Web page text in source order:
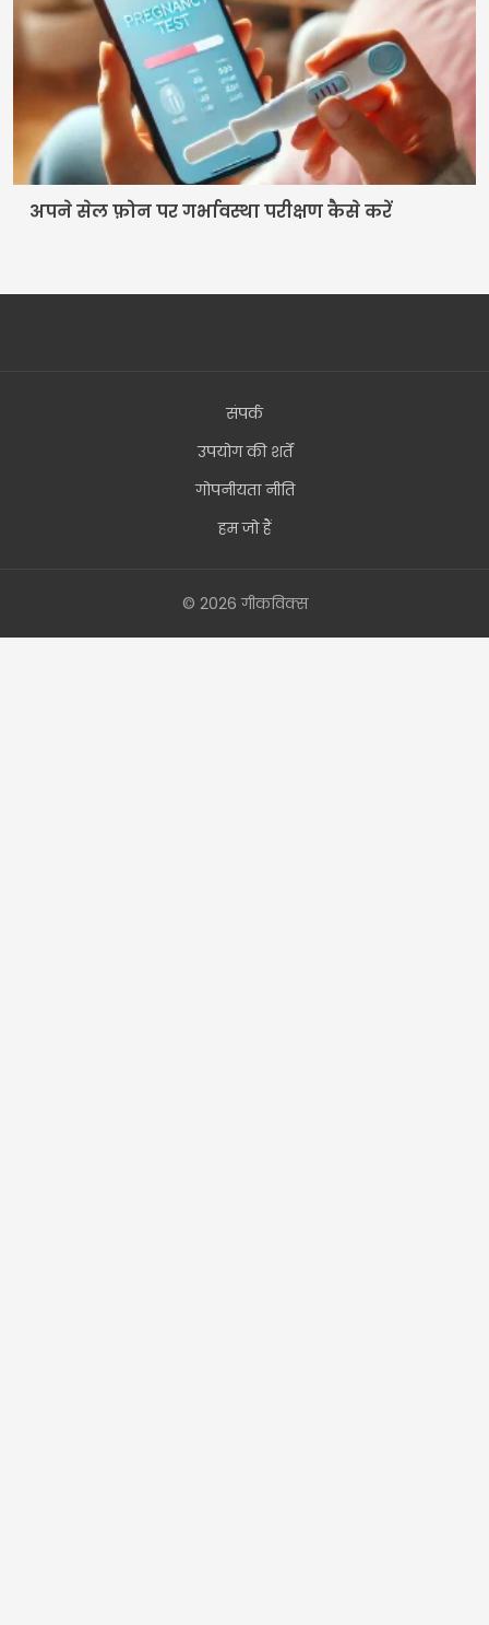
अपने सेल फ़ोन पर गर्भावस्था परीक्षण कैसे करें
संपर्क
उपयोग की शर्तें
गोपनीयता नीति
हम जो हैं
© 2026 गीकविक्स